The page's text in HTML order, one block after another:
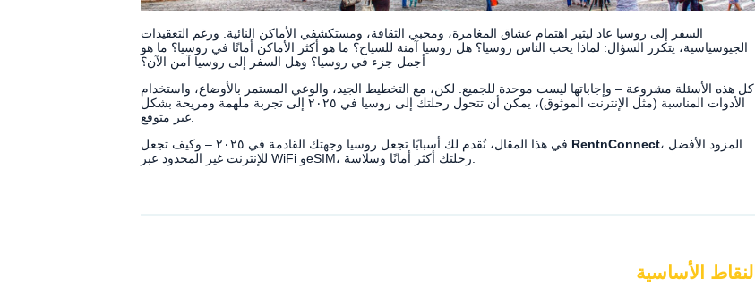
السفر إلى روسيا عاد ليثير اهتمام عشاق المغامرة، ومحبي الثقافة، ومستكشفي الأماكن النائية. ورغم التعقيدات
الجيوسياسية، يتكرر السؤال: لماذا يحب الناس روسيا؟ هل روسيا آمنة للسياح؟ ما هو أكثر الأماكن أمانًا في روسيا؟ ما هو
أجمل جزء في روسيا؟ وهل السفر إلى روسيا آمن الآن؟
كل هذه الأسئلة مشروعة – وإجاباتها ليست موحدة للجميع. لكن، مع التخطيط الجيد، والوعي المستمر بالأوضاع، واستخدام
الأدوات المناسبة (مثل الإنترنت الموثوق)، يمكن أن تتحول رحلتك إلى روسيا في ٢٠٢٥ إلى تجربة ملهمة ومريحة بشكل
RentnConnect، المزود الأفضل
النقاط الأساسية